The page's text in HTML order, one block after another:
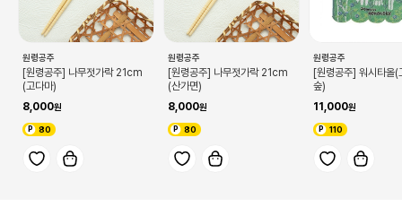
원령공주
[원령공주] 나무젓가락 21cm
(고다마)
8,000
80
원령공주
[원령공주] 나무젓가락 21cm
(산가면)
8,000
80
원령공주
[원령공주] 워시타올(
숲)
11,000
110